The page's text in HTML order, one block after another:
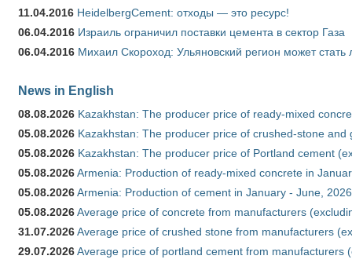
11.04.2016 HeidelbergCement: отходы — это ресурс!
06.04.2016 Израиль ограничил поставки цемента в сектор Газа
06.04.2016 Михаил Скороход: Ульяновский регион может
News in English
08.08.2026 Kazakhstan: The producer price of ready-mixed
05.08.2026 Kazakhstan: The producer price of crushed-stone and
05.08.2026 Kazakhstan: The producer price of Portland cement
05.08.2026Armenia: Production of ready-mixed concrete in
05.08.2026Armenia: Production of cement in January - June, 2026
05.08.2026Average price of concrete from manufacturers
31.07.2026Average price of crushed stone from manufacturers
29.07.2026Average price of portland cement from manufacturers